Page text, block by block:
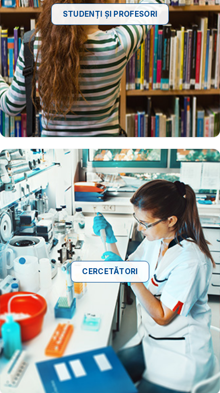
STUDENȚI ȘI PROFESORI
CERCETĂTORI